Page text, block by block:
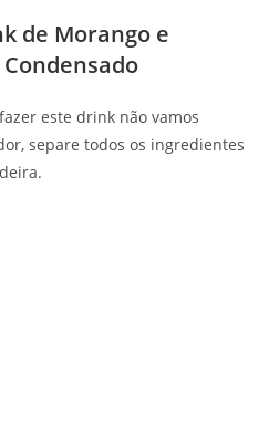
de Morango e
este drink não vamos
separe todos os ingredientes